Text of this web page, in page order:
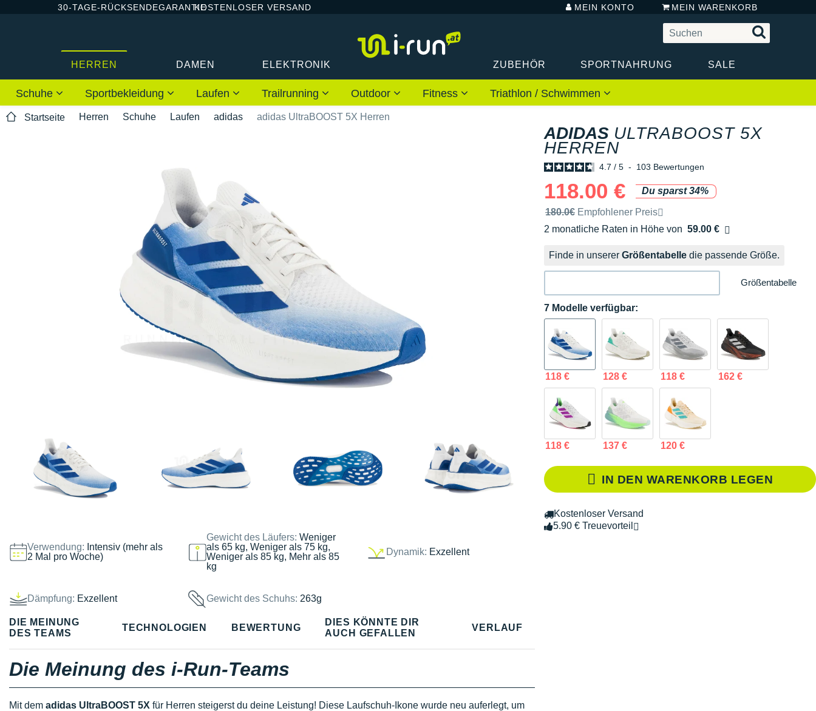
30-TAGE-RÜCKSENDEGARANTIEKOSTENLOSER VERSAND MEIN KONTO MEIN WARENKORB
HERREN DAMEN ELEKTRONIK ZUBEHÖR SPORTNAHRUNG SALE
Schuhe Sportbekleidung Laufen Trailrunning Outdoor Fitness Triathlon / Schwimmen
Startseite Herren Schuhe Laufen adidas adidas UltraBOOST 5X Herren
Verwendung: Intensiv (mehr als
2 Mal pro Woche)
Gewicht des Läufers:Weniger
als 65 kg, Weniger als 75 kg,
Weniger als 85 kg, Mehr als 85
kg
Dynamik: Exzellent
Dämpfung: Exzellent Gewicht des Schuhs: 263g
ADIDAS ULTRABOOST 5X
HERREN
4.7 / 5 - 103 Bewertungen
118.00 €
Du sparst 34%
Unverbindliche Preisempfehlung der Marke
180.0€ Empfohlener Preis
2 monatliche Raten in Höhe von 59.00 €
Ohne Zusatzkosten
Finde in unserer Größentabelle die passende Größe.
Größentabelle
7 Modelle verfügbar:
118 € 128 € 118 € 162 €
118 € 137 € 120 €
IN DEN WARENKORB LEGEN
Kostenloser Versand
5.90 € Treuevorteil
DIE MEINUNG
DES TEAMS
TECHNOLOGIEN BEWERTUNG
DIES KÖNNTE DIR
AUCH GEFALLEN
VERLAUF
Die Meinung des i-Run-Teams
Mit dem adidas UltraBOOST 5X für Herren steigerst du deine Leistung! Diese Laufschuh-Ikone wurde neu auferlegt, um